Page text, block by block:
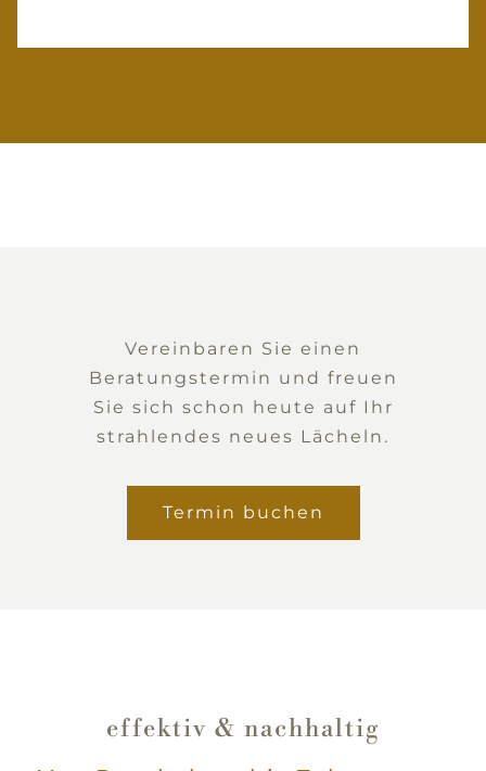
Vereinbaren Sie einen
Beratungstermin und freuen
Sie sich schon heute auf Ihr
strahlendes neues Lächeln.
Termin buchen
effektiv & nachhaltig